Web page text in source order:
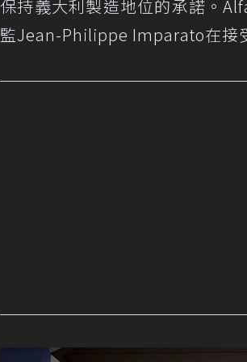
保持義大利製造地位的承諾。
監Jean-Philippe Imparato在接